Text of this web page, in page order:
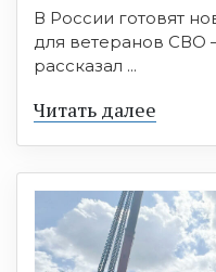
В России готовят
для ветеранов СВО
рассказал ...
Читать далее